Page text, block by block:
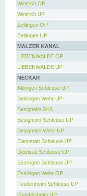
Wintrich OP
Wintrich UP
Zeltingen OP
Zeltingen UP
MALZER KANAL
LIEBENWALDE OP
LIEBENWALDE UP
NECKAR
Aldingen Schleuse UP
Beihingen Wehr UP
Besigheim SKA
Besigheim Schleuse UP
Besigheim Wehr UP
Cannstatt Schleuse UP
Deizisau Schleuse UP
Esslingen Schleuse UP
Esslingen Wehr OP
Feudenheim Schleuse UP
Gundelsheim UP